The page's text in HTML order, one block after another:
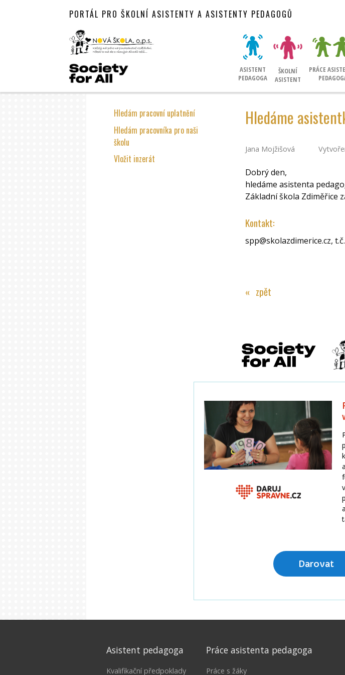
PORTÁL PRO ŠKOLNÍ ASISTENTY A ASISTENTY PEDAGOGŮ
ASISTENT
PEDAGOGA
ŠKOLNÍ
ASISTENT
PRÁCE
Hledám pracovní uplatnění
Hledám pracovníka pro naši
školu
Vložit inzerát
Hledáme
Jana Mojžišová
Dobrý den,
hledáme asistenta
Základní škola Zdiměřice
Kontakt:
spp@skolazdimerice.cz,
« zpět
Asistent pedagoga
Kvalifikační předpoklady
Práce asistenta pedagoga
Práce s žáky